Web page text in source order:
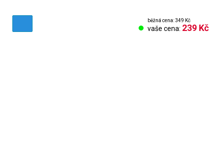
běžná cena: 349 Kč
vaše cena: 239 Kč